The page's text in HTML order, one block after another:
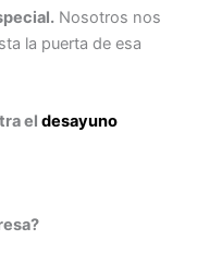
Nosotros nos
la puerta de esa
el desayuno